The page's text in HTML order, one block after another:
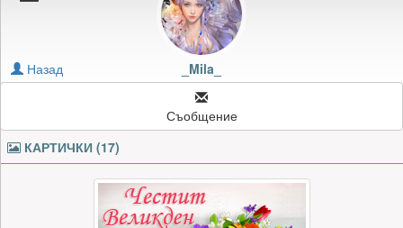
Картичките на _Mila_
Блокирай _Mila_ _Mila_
Назад
Съобщение
КАРТИЧКИ (17)